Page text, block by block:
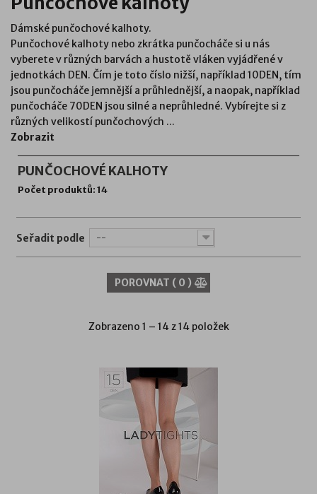
Dámské punčochové kalhoty.
Punčochové kalhoty nebo zkrátka punčocháče si u nás
vyberete v různých barvách a hustotě vláken vyjádřené v
jednotkách DEN. Čím je toto číslo nižší, například 10DEN, tím
jsou punčocháče jemnější a průhlednější, a naopak, například
punčocháče 70DEN jsou silné a neprůhledné. Vybírejte si z
různých velikostí punčochových ...
Zobrazit
PUNČOCHOVÉ KALHOTY
Počet produktů: 14
Seřadit podle --
POROVNAT ( 0 )
Zobrazeno 1 – 14 z 14 položek